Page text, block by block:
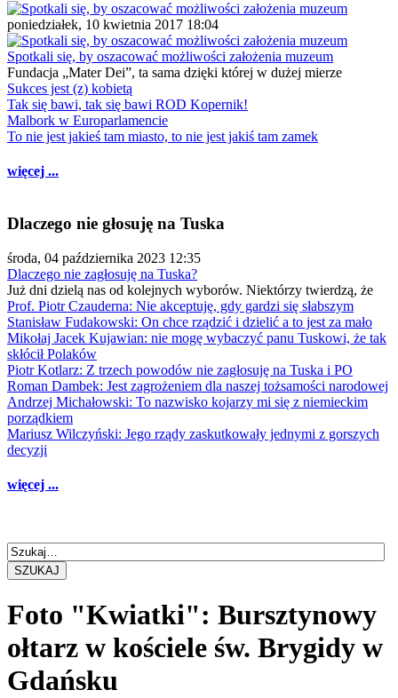
poniedziałek, 10 kwietnia 2017 18:04
Spotkali się, by oszacować możliwości założenia muzeum
Fundacja „Mater Dei”, ta sama dzięki której w dużej mierze
Sukces jest (z) kobietą
Tak się bawi, tak się bawi ROD Kopernik!
Malbork w Europarlamencie
To nie jest jakieś tam miasto, to nie jest jakiś tam zamek
więcej ...
Dlaczego nie głosuję na Tuska
środa, 04 października 2023 12:35
Dlaczego nie zagłosuję na Tuska?
Już dni dzielą nas od kolejnych wyborów. Niektórzy twierdzą, że
Prof. Piotr Czauderna: Nie akceptuję, gdy gardzi się słabszym
Stanisław Fudakowski: On chce rządzić i dzielić a to jest za mało
Mikołaj Jacek Kujawian: nie mogę wybaczyć panu Tuskowi, że tak
skłócił Polaków
Piotr Kotlarz: Z trzech powodów nie zagłosuję na Tuska i PO
Roman Dambek: Jest zagrożeniem dla naszej tożsamości narodowej
Andrzej Michałowski: To nazwisko kojarzy mi się z niemieckim
porządkiem
Mariusz Wilczyński: Jego rządy zaskutkowały jednymi z gorszych
decyzji
więcej ...
SZUKAJ
Foto "Kwiatki": Bursztynowy
ołtarz w kościele św. Brygidy w
Gdańsku